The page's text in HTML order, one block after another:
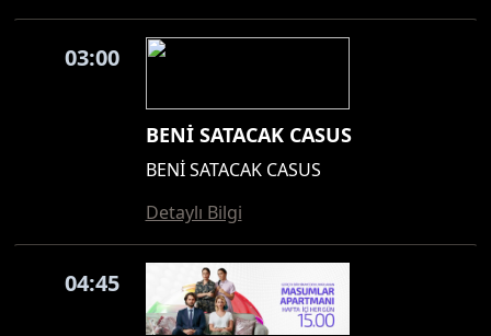
03:00
BENİ SATACAK CASUS
BENİ SATACAK CASUS
Detaylı Bilgi
04:45